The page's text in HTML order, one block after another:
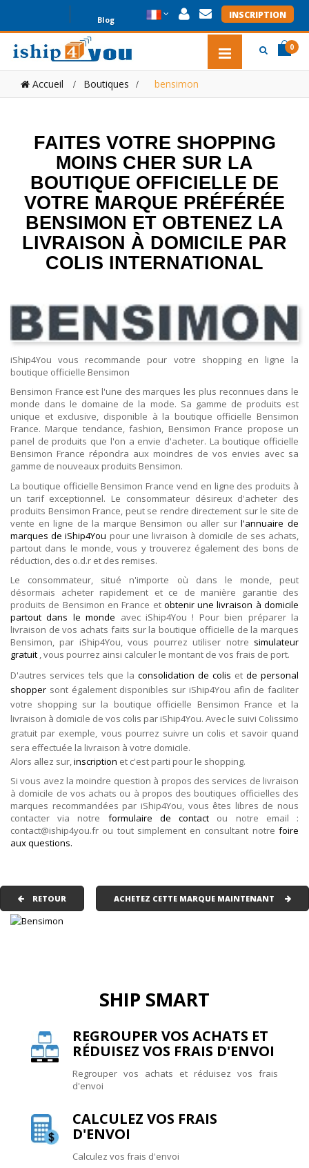
INSCRIPTION
Blog
0
Accueil Boutiques > bensimon
FAITES VOTRE SHOPPING
MOINS CHER SUR LA
BOUTIQUE OFFICIELLE DE
VOTRE MARQUE PRÉFÉRÉE
BENSIMON ET OBTENEZ LA
LIVRAISON À DOMICILE PAR
COLIS INTERNATIONAL
iShip4You vous recommande pour votre shopping en ligne la
boutique officielle Bensimon
Bensimon France est l'une des marques les plus reconnues dans le
monde dans le domaine de la mode. Sa gamme de produits est
unique et exclusive, disponible à la boutique officielle Bensimon
France. Marque tendance, fashion, Bensimon France propose un
panel de produits que l'on a envie d'acheter. La boutique officielle
Bensimon France répondra aux moindres de vos envies avec sa
gamme de nouveaux produits Bensimon.
La boutique officielle Bensimon France vend en ligne des produits à
un tarif exceptionnel. Le consommateur désireux d'acheter des
produits Bensimon France, peut se rendre directement sur le site de
vente en ligne de la marque Bensimon ou aller surl'annuaire de
marques de iShip4You pour une livraison à domicile de ses achats,
partout dans le monde, vous y trouverez également des bons de
réduction, des o.d.r et des remises.
Le consommateur, situé n'importe où dans le monde, peut
désormais acheter rapidement et ce de manière garantie des
produits de Bensimon en France et obtenir une livraison à domicile
partout dans le monde avec iShip4You ! Pour bien préparer la
livraison de vos achats faits sur la boutique officielle de la marques
Bensimon, par iShip4You, vous pourrez utiliser notre simulateur
gratuit , vous pourrez ainsi calculer le montant de vos frais de port.
D'autres services tels que la consolidation de colis et de personal
shopper sont également disponibles sur iShip4You afin de faciliter
votre shopping sur la boutique officielle Bensimon France et la
livraison à domicile de vos colis par iShip4You. Avec le suivi Colissimo
gratuit par exemple, vous pourrez suivre un colis et savoir quand
sera effectuée la livraison à votre domicile.
Alors allez sur, inscription et c'est parti pour le shopping.
Si vous avez la moindre question à propos des services de livraison
à domicile de vos achats ou à propos des boutiques officielles des
marques recommandées par iShip4You, vous êtes libres de nous
contacter via notre formulaire de contact ou notre email :
contact@iship4you.fr ou tout simplement en consultant notre foire
aux questions.
RETOUR ACHETEZ CETTE MARQUE MAINTENANT
SHIP SMART
REGROUPER VOS ACHATS ET
RÉDUISEZ VOS FRAIS D'ENVOI
Regrouper vos achats et réduisez vos frais
d'envoi
CALCULEZ VOS FRAIS
D'ENVOI
Calculez vos frais d'envoi